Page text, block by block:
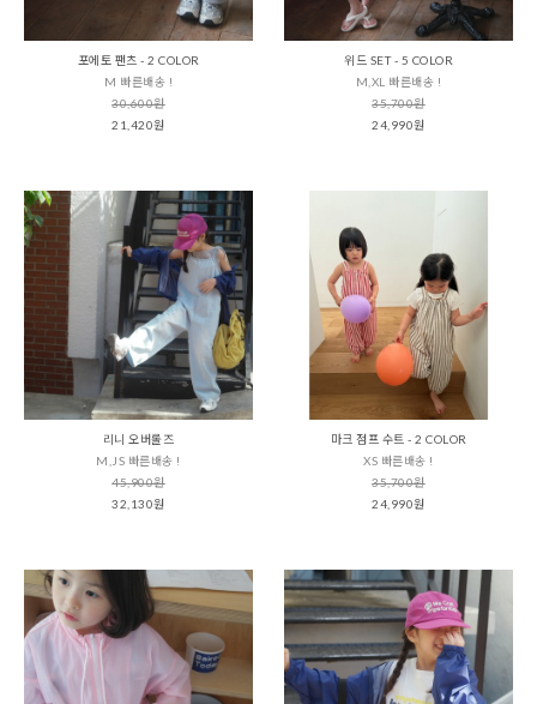
포에토 팬츠 - 2 COLOR
M 빠른배송 !
30,600원
21,420원
위드 SET - 5 COLOR
M,XL 빠른배송 !
35,700원
24,990원
리니 오버롤즈
M,JS 빠른배송 !
45,900원
32,130원
마크 점프 수트 - 2 COLOR
XS 빠른배송 !
35,700원
24,990원